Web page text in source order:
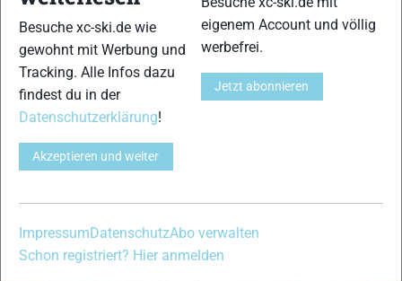
43
45
Besuche xc-ski.de wie
gewohnt mit Werbung und
Tracking. Alle Infos dazu
findest du in der
Datenschutzerklärung!
Akzeptieren und weiter
eigenem Account und völlig
werbefrei.
Jetzt abonnieren
ImpressumDatenschutzAbo verwalten
Schon registriert? Hier anmelden